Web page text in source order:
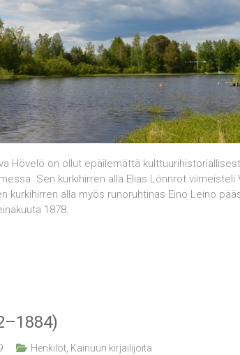
Hövelö on ollut epäilemättä
Sen kurkihirren alla Elias Lönnrot viimeisteli
kurkihirren alla myös runoruhtinas Eino Leino
1878.
Henkilöt Kainuun kirjailijoita